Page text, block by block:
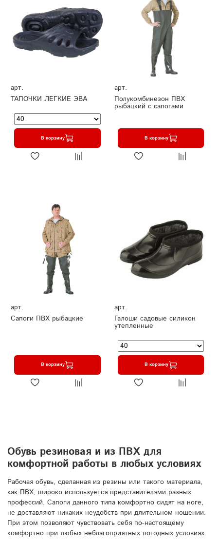
арт.
ТАПОЧКИ ЛЕГКИЕ ЭВА
В корзину
арт.
Полукомбинезон ПВХ
рыбацкий с сапогами
В корзину
арт.
Сапоги ПВХ рыбацкие
В корзину
арт.
Галоши садовые силикон
утепленные
В корзину
Обувь резиновая и из ПВХ для
комфортной работы в любых условиях
Рабочая обувь, сделанная из резины или такого материала,
как ПВХ, широко используется представителями разных
профессий. Сапоги данного типа комфортно сидят на ноге,
не доставляют никаких неудобств при длительном ношении.
При этом позволяют чувствовать себя по-настоящему
комфортно при любых неблагоприятных погодных условиях.